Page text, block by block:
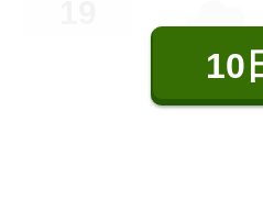
10